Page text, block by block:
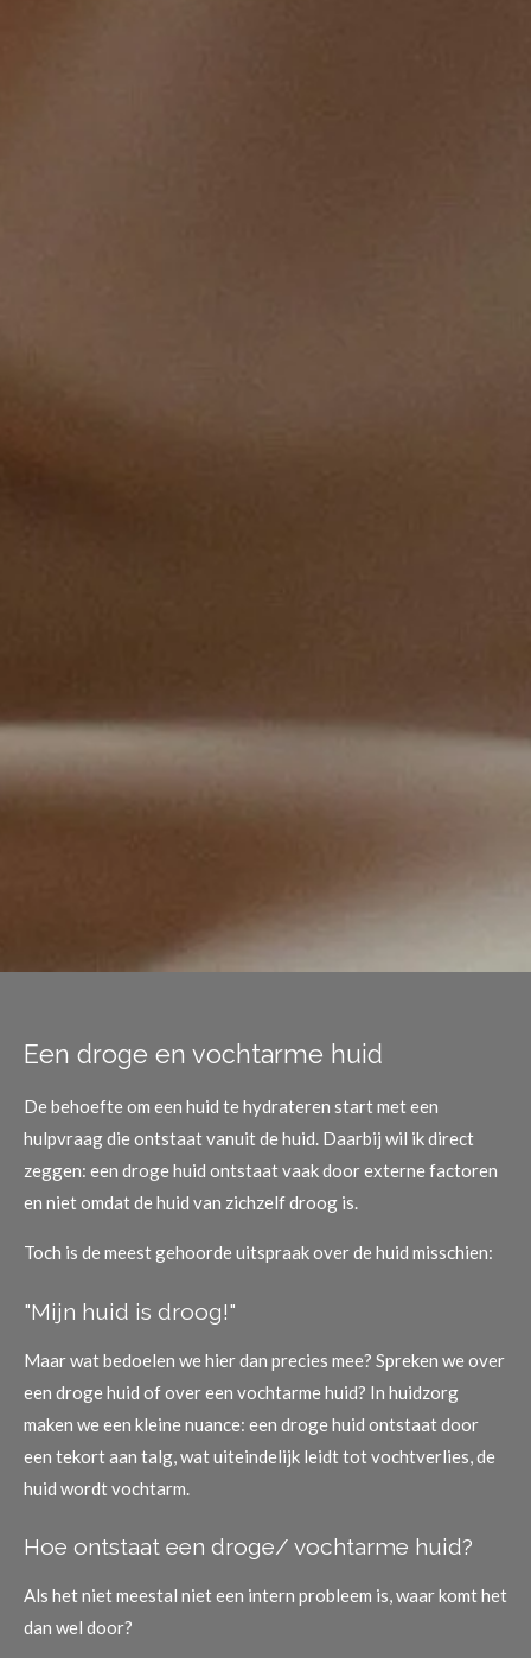
Een droge en vochtarme huid
De behoefte om een huid te hydrateren start met een
hulpvraag die ontstaat vanuit de huid. Daarbij wil ik direct
zeggen: een droge huid ontstaat vaak door externe factoren
en niet omdat de huid van zichzelf droog is.
Toch is de meest gehoorde uitspraak over de huid misschien:
"Mijn huid is droog!"
Maar wat bedoelen we hier dan precies mee? Spreken we over
een droge huid of over een vochtarme huid? In huidzorg
maken we een kleine nuance: een droge huid ontstaat door
een tekort aan talg, wat uiteindelijk leidt tot vochtverlies, de
huid wordt vochtarm.
Hoe ontstaat een droge/ vochtarme huid?
Als het niet meestal niet een intern probleem is, waar komt het
dan wel door?